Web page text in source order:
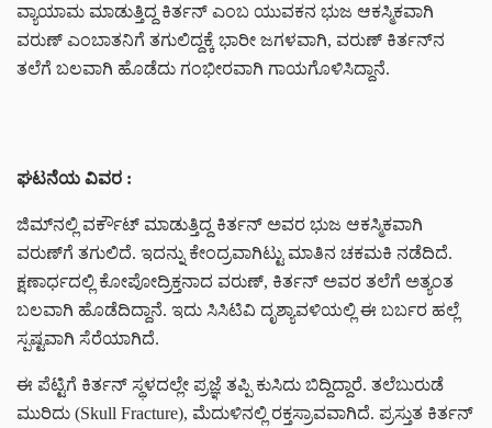
ವ್ಯಾಯಾಮ ಮಾಡುತ್ತಿದ್ದ ಕಿರ್ತನ್ ಎಂಬ ಯುವಕನ ಭುಜ ಆಕಸ್ಮಿಕವಾಗಿ
ವರುಣ್ ಎಂಬಾತನಿಗೆ ತಗುಲಿದ್ದಕ್ಕೆ ಭಾರೀ ಜಗಳವಾಗಿ, ವರುಣ್ ಕಿರ್ತನ್‌ನ
ತಲೆಗೆ ಬಲವಾಗಿ ಹೊಡೆದು ಗಂಭೀರವಾಗಿ ಗಾಯಗೊಳಿಸಿದ್ದಾನೆ.
ಘಟನೆಯ ವಿವರ :
ಜಿಮ್‌ನಲ್ಲಿ ವರ್ಕೌಟ್ ಮಾಡುತ್ತಿದ್ದ ಕಿರ್ತನ್ ಅವರ ಭುಜ ಆಕಸ್ಮಿಕವಾಗಿ
ವರುಣ್‌ಗೆ ತಗುಲಿದೆ. ಇದನ್ನು ಕೇಂದ್ರವಾಗಿಟ್ಟು ಮಾತಿನ ಚಕಮಕಿ ನಡೆದಿದೆ.
ಕ್ಷಣಾರ್ಧದಲ್ಲಿ ಕೋಪೋದ್ರಿಕ್ತನಾದ ವರುಣ್, ಕಿರ್ತನ್ ಅವರ ತಲೆಗೆ ಅತ್ಯಂತ
ಬಲವಾಗಿ ಹೊಡೆದಿದ್ದಾನೆ. ಇದು ಸಿಸಿಟಿವಿ ದೃಶ್ಯಾವಳಿಯಲ್ಲಿ ಈ ಬರ್ಬರ ಹಲ್ಲೆ
ಸ್ಪಷ್ಟವಾಗಿ ಸೆರೆಯಾಗಿದೆ.
ಈ ಪೆಟ್ಟಿಗೆ ಕಿರ್ತನ್ ಸ್ಥಳದಲ್ಲೇ ಪ್ರಜ್ಞೆ ತಪ್ಪಿ ಕುಸಿದು ಬಿದ್ದಿದ್ದಾರೆ. ತಲೆಬುರುಡೆ
ಮುರಿದು (Skull Fracture), ಮೆದುಳಿನಲ್ಲಿ ರಕ್ತಸ್ರಾವವಾಗಿದೆ. ಪ್ರಸ್ತುತ ಕಿರ್ತನ್